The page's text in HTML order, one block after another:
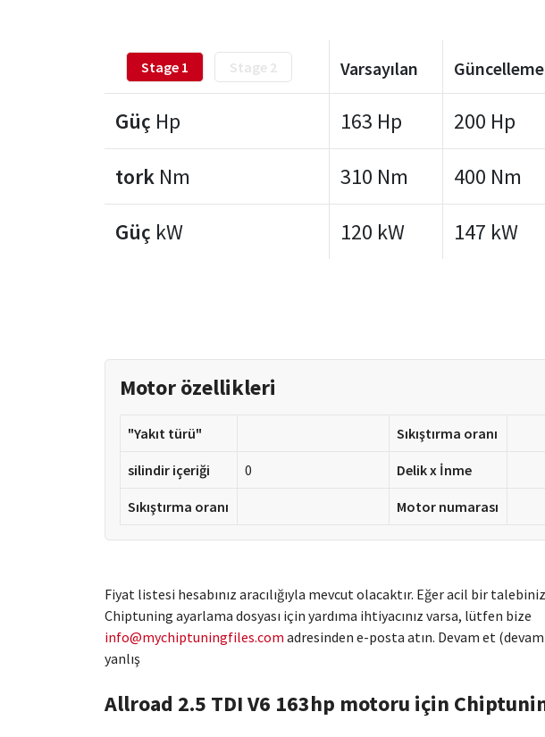
Stage 1 Stage 2 Varsayılan Güncelleme
Güç Hp 163 Hp 200 Hp
tork Nm 310 Nm 400 Nm
Güç kW 120 kW 147 kW
Motor özellikleri
"Yakıt türü" Sıkıştırma oranı
silindir içeriği 0 Delik x İnme
Sıkıştırma oranı Motor numarası
Fiyat listesi hesabınız aracılığıyla mevcut olacaktır. Eğer acil bir
Chiptuning ayarlama dosyası için yardıma ihtiyacınız varsa, lütfen bize
info@mychiptuningfiles.com adresinden e-posta atın. Devam et
yanlış
Allroad 2.5 TDI V6 163hp motoru için